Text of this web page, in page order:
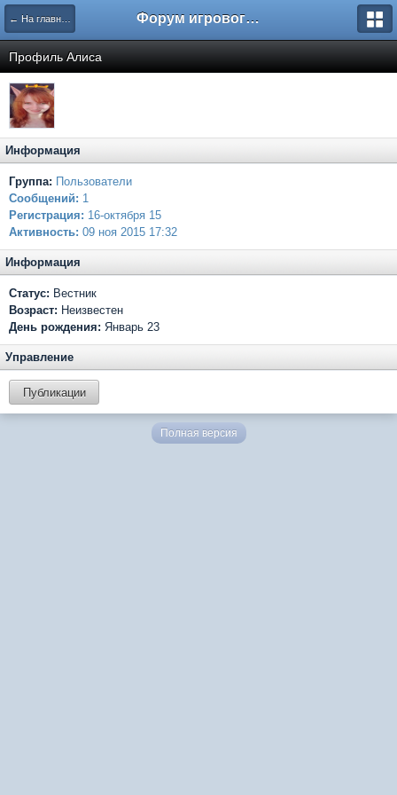
← На главную Форум игрового проекта Riverrise
Профиль Алиса
Информация
Группа: Пользователи
Сообщений: 1
Регистрация: 16-октября 15
Активность: 09 ноя 2015 17:32
Информация
Статус: Вестник
Возраст: Неизвестен
День рождения: Январь 23
Управление
Публикации
Полная версия